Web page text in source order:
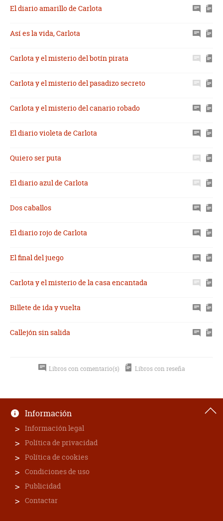
El diario amarillo de Carlota
Así es la vida, Carlota
Carlota y el misterio del botín pirata
Carlota y el misterio del pasadizo secreto
Carlota y el misterio del canario robado
El diario violeta de Carlota
Quiero ser puta
El diario azul de Carlota
Dos caballos
El diario rojo de Carlota
El final del juego
Carlota y el misterio de la casa encantada
Billete de ida y vuelta
Callejón sin salida
Libros con comentario(s) Libros con reseña
Información
Información legal
Política de privacidad
Política de cookies
Condiciones de uso
Publicidad
Contactar